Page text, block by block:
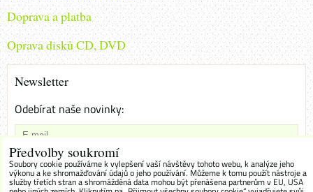
Doprava a platba
Oprava disků CD, DVD
Newsletter
Odebírat naše novinky:
Chci se přihlásit k odběru novinek e-mailem
Odebírat
Předvolby soukromí
Soubory cookie používáme k vylepšení vaší návštěvy tohoto webu, k analýze jeho
výkonu a ke shromažďování údajů o jeho používání. Můžeme k tomu použít nástroje a
služby třetích stran a shromážděná data mohou být přenášena partnerům v EU, USA